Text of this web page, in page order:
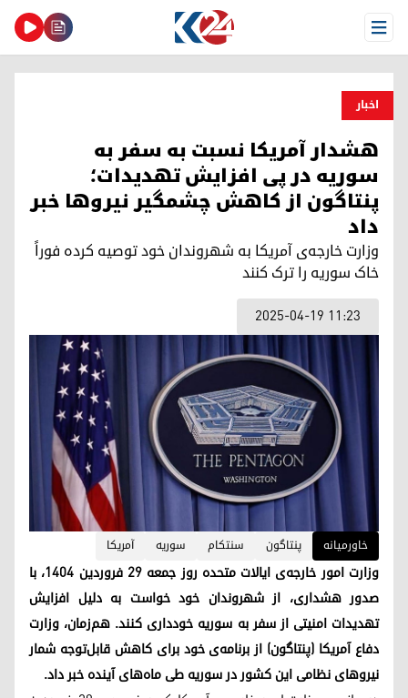
Open Menu
اخبار
هشدار آمریکا نسبت به سفر به
سوریه در پی افزایش تهدیدات؛
پنتاگون از کاهش چشمگیر نیروها خبر
داد
وزارت خارجه‌ی آمریکا به شهروندان خود توصیه کرده فوراً
خاک سوریه را ترک کنند
2025-04-19 11:23
خاورمیانه پنتاگون سنتکام سوریە آمریکا
وزارت امور خارجه‌ی ایالات متحده روز جمعه ۲۹ فروردین ۱۴۰۴، با
صدور هشداری، از شهروندان خود خواست به دلیل افزایش
تهدیدات امنیتی از سفر به سوریه خودداری کنند. هم‌زمان، وزارت
دفاع آمریکا (پنتاگون) از برنامه‌ی خود برای کاهش قابل‌توجه شمار
نیروهای نظامی این کشور در سوریه طی ماه‌های آینده خبر داد.